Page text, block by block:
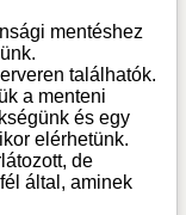
mentéshez
találhatók.
a menteni
és egy
elérhetünk.
de
által, aminek